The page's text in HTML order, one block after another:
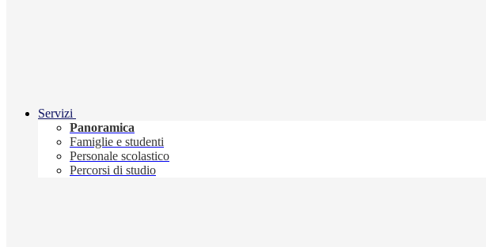
Servizi
Panoramica
Famiglie e studenti
Personale scolastico
Percorsi di studio